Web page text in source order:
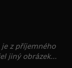
z příjemného
jiný obrázek...